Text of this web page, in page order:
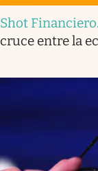
Shot Financiero.
cruce entre la